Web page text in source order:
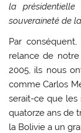
la
souveraineté de
Par
relance de
2005, ils nous
comme Carlos
serait-ce que les
quatorze ans de
la Bolivie a un